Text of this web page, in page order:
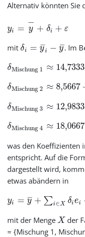
Alternativ könnten Sie
yi = y
−
+ δi + ε
mitδi = y
–
i − y
–. Im
δMischung 1 ≈ 14,7333
δMischung 2 ≈ 8,5667
δMischung 3 ≈ 12,9833
δMischung 4 ≈ 18,0667
was den Koeffizienten
entspricht. Auf die
dargestellt wird,
etwas abändern in
yi = y
– + ∑i∈X δiei
mit der Menge X der
= {Mischung 1,